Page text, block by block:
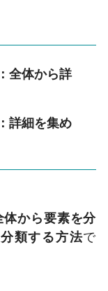
全体から詳
詳細を集め
体から要素を分
類する方法で